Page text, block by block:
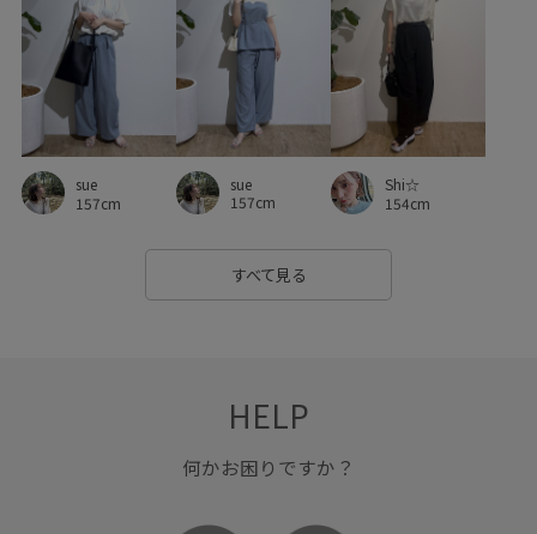
ネックレス ハイウエスト ハイネック ハンドバッグ
パンツ フォーマル ブラウス ブーツ ベーシック
ボタンがポイント ボーダー メルトン生地 リブ
ロンT ロングスカート 丸みのあるフォルム
伸縮性 冬ニット_pickup 切り替え
大人カジュアル
身体にフィット
防寒性 靴
sue
157cm
sue
157cm
Shi☆
154cm
すべて見る
HELP
何かお困りですか？